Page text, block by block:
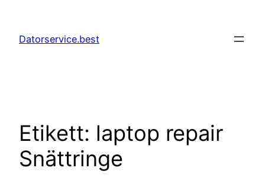
innehåll
Datorservice.best
Etikett: laptop repair
Snättringe